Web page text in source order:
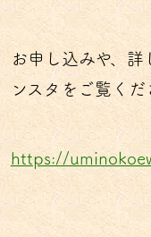
お申し込みや、詳
ンスタをご覧く
https://